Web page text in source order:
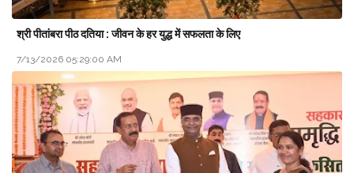
श्री पीतांबरा पीठ दतिया : जीवन के हर युद्ध में सफलता के लिए
7/13/2026 05:29:00 AM